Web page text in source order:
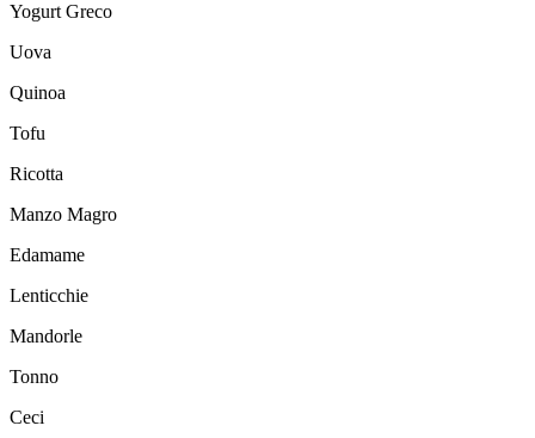
Yogurt Greco
Uova
Quinoa
Tofu
Ricotta
Manzo Magro
Edamame
Lenticchie
Mandorle
Tonno
Ceci